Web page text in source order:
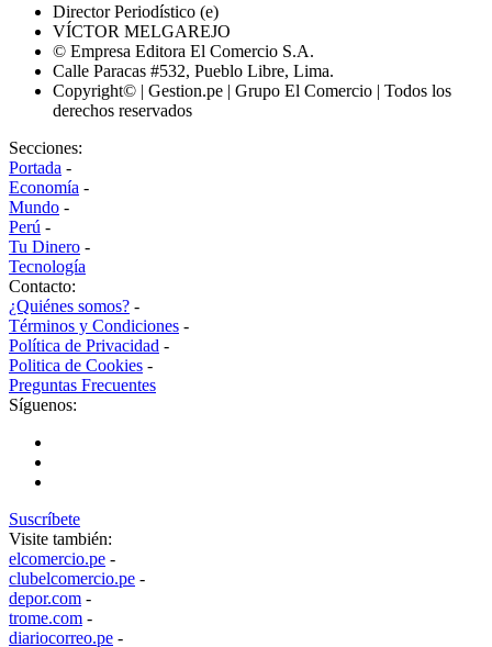
Director Periodístico (e)
VÍCTOR MELGAREJO
© Empresa Editora El Comercio S.A.
Calle Paracas #532, Pueblo Libre, Lima.
Copyright© | Gestion.pe | Grupo El Comercio | Todos los
derechos reservados
Secciones:
Portada -
Economía -
Mundo -
Perú -
Tu Dinero -
Tecnología
Contacto:
¿Quiénes somos? -
Términos y Condiciones -
Política de Privacidad -
Politica de Cookies -
Preguntas Frecuentes
Síguenos:
Suscríbete
Visite también:
elcomercio.pe -
clubelcomercio.pe -
depor.com -
trome.com -
diariocorreo.pe -